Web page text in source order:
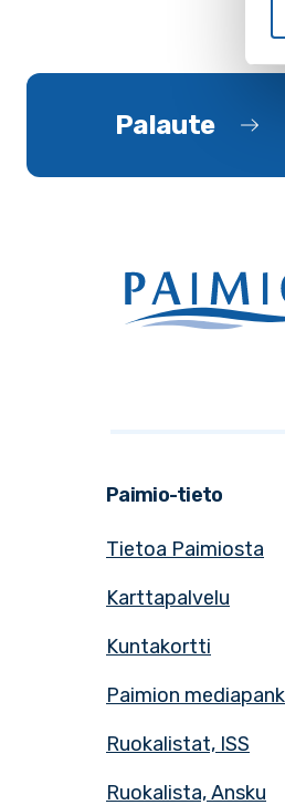
Palaute
Paimio-tieto
Tietoa Paimiosta
Karttapalvelu
Kuntakortti
Paimion
Ruokalistat, ISS
Ruokalista, Ansku